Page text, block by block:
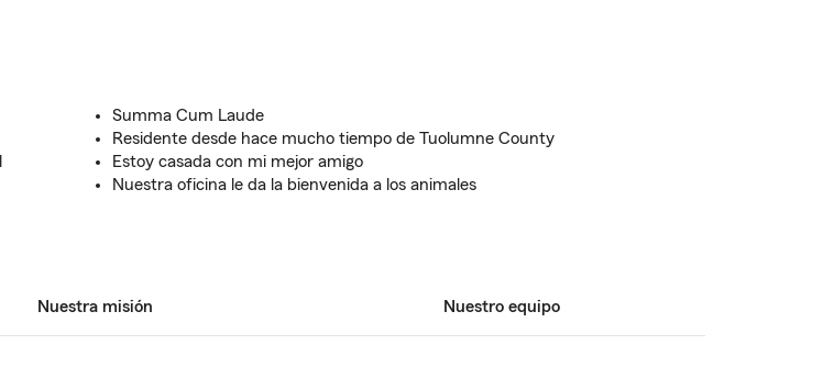
Summa Cum Laude
Residente desde hace mucho tiempo de Tuolumne County
Estoy casada con mi mejor amigo
Nuestra oficina le da la bienvenida a los animales
Nuestra misión Nuestro equipo